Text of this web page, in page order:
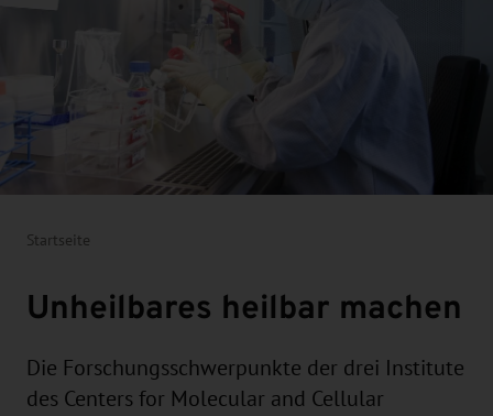
Startseite
Unheilbares heilbar machen
Die Forschungsschwerpunkte der drei Institute
des Centers for Molecular and Cellular